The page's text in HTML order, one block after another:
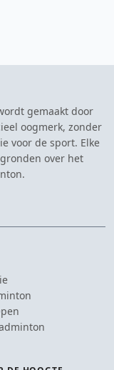
gemaakt door
oogmerk, zonder
voor de sport. Elke
over het